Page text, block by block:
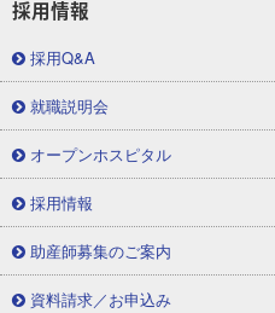
採用情報
採用Q&A
就職説明会
オープンホスピタル
採用情報
助産師募集のご案内
資料請求／お申込み